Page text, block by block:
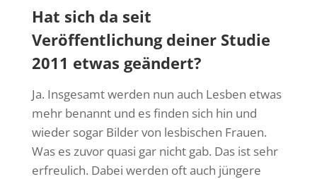
Hat sich da seit
Veröffentlichung deiner Studie
2011 etwas geändert?
Ja. Insgesamt werden nun auch Lesben etwas
mehr benannt und es finden sich hin und
wieder sogar Bilder von lesbischen Frauen.
Was es zuvor quasi gar nicht gab. Das ist sehr
erfreulich. Dabei werden oft auch jüngere